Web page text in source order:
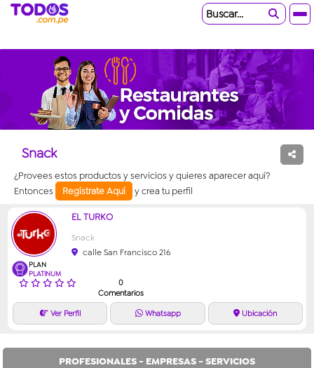
Buscar...
Snack
¿Provees estos productos y servicios y quieres aparecer aquí?
Entonces
Regístrate Aquí y crea tu perfil
PLAN
PLATINUM
EL TURKO
Snack
calle San Francisco 216
0
Comentarios
PROFESIONALES - EMPRESAS - SERVICIOS